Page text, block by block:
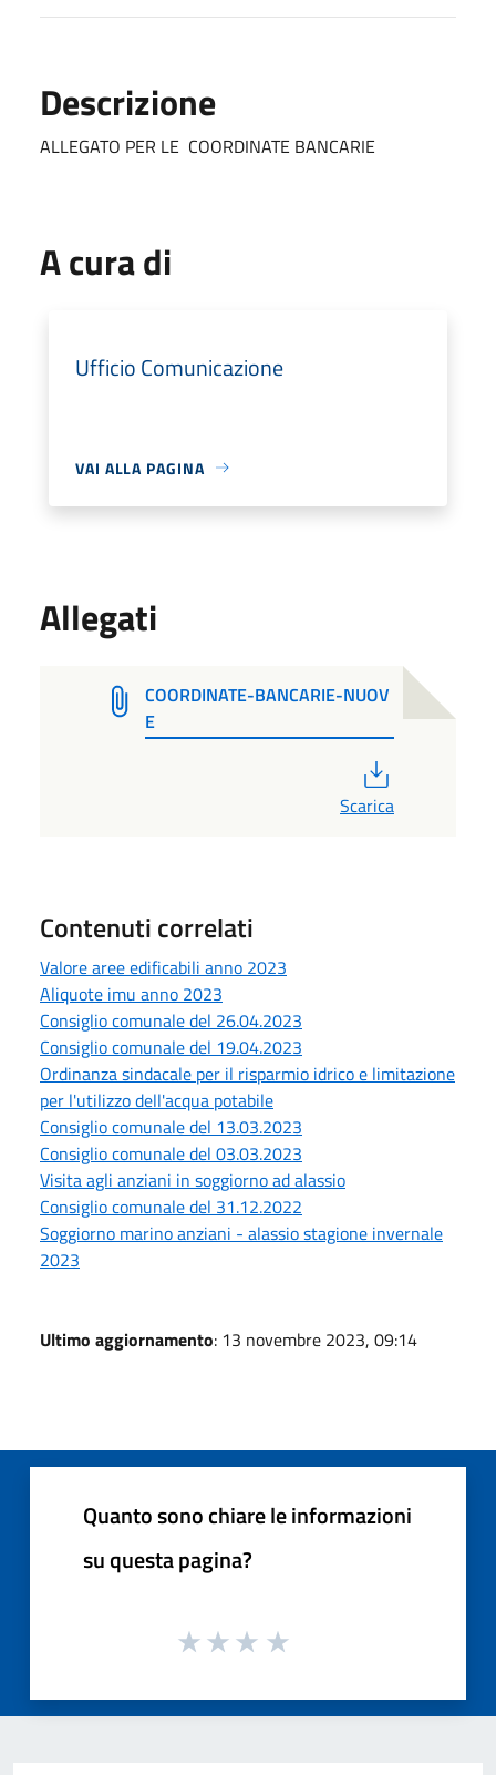
Descrizione
ALLEGATO PER LE COORDINATE BANCARIE
A cura di
Ufficio Comunicazione
VAI ALLA PAGINA
Allegati
COORDINATE-BANCARIE-NUOV
E
Scarica
Contenuti correlati
Valore aree edificabili anno 2023
Aliquote imu anno 2023
Consiglio comunale del 26.04.2023
Consiglio comunale del 19.04.2023
Ordinanza sindacale per il risparmio idrico e limitazione
per l'utilizzo dell'acqua potabile
Consiglio comunale del 13.03.2023
Consiglio comunale del 03.03.2023
Visita agli anziani in soggiorno ad alassio
Consiglio comunale del 31.12.2022
Soggiorno marino anziani - alassio stagione invernale
2023
Ultimo aggiornamento: 13 novembre 2023, 09:14
Quanto sono chiare le informazioni
su questa pagina?